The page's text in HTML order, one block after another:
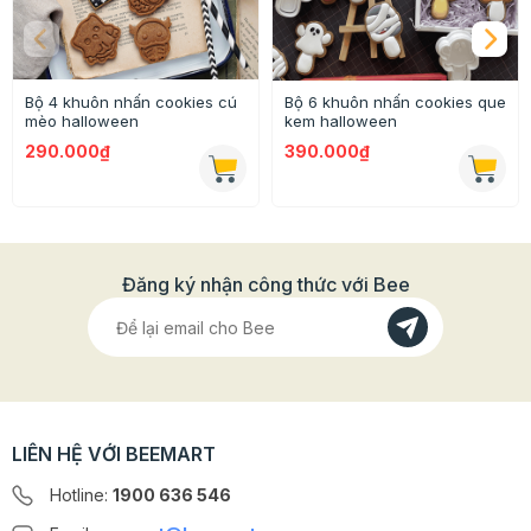
Thông tin chi tiết của sản phẩm
Bộ 4 khuôn nhấn cookies cú
mèo halloween
290.000₫
Bộ 6 khuôn nhấn cookies que
kem halloween
390.000₫
Đăng ký nhận công thức với Bee
LIÊN HỆ VỚI BEEMART
Hotline: 1900 636 546